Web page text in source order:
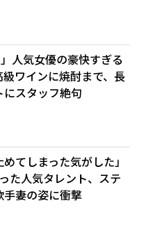
人気女優の豪快すぎる
ワインに焼酎まで、長
スタッフ絶句
めてしまった気がした」
た人気タレント、ステ
妻の姿に衝撃